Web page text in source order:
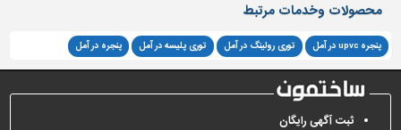
محصولات وخدمات مرتبط
پنجره upvc در آمل توری رولینگ در آمل توری پلیسه در آمل پنجره در آمل
ثبت آگهی رایگان